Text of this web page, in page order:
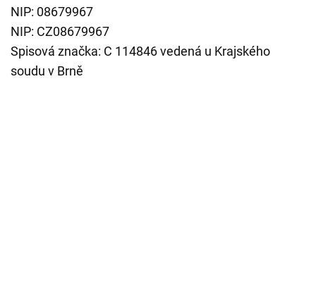
NIP: 08679967
NIP: CZ08679967
Spisová značka: C 114846 vedená u Krajského
soudu v Brně